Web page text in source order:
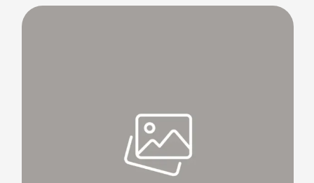
te leiden. Daar zal hij alle hardware-initiatieven van
Google samenvoegen en nadenken over hoe Google